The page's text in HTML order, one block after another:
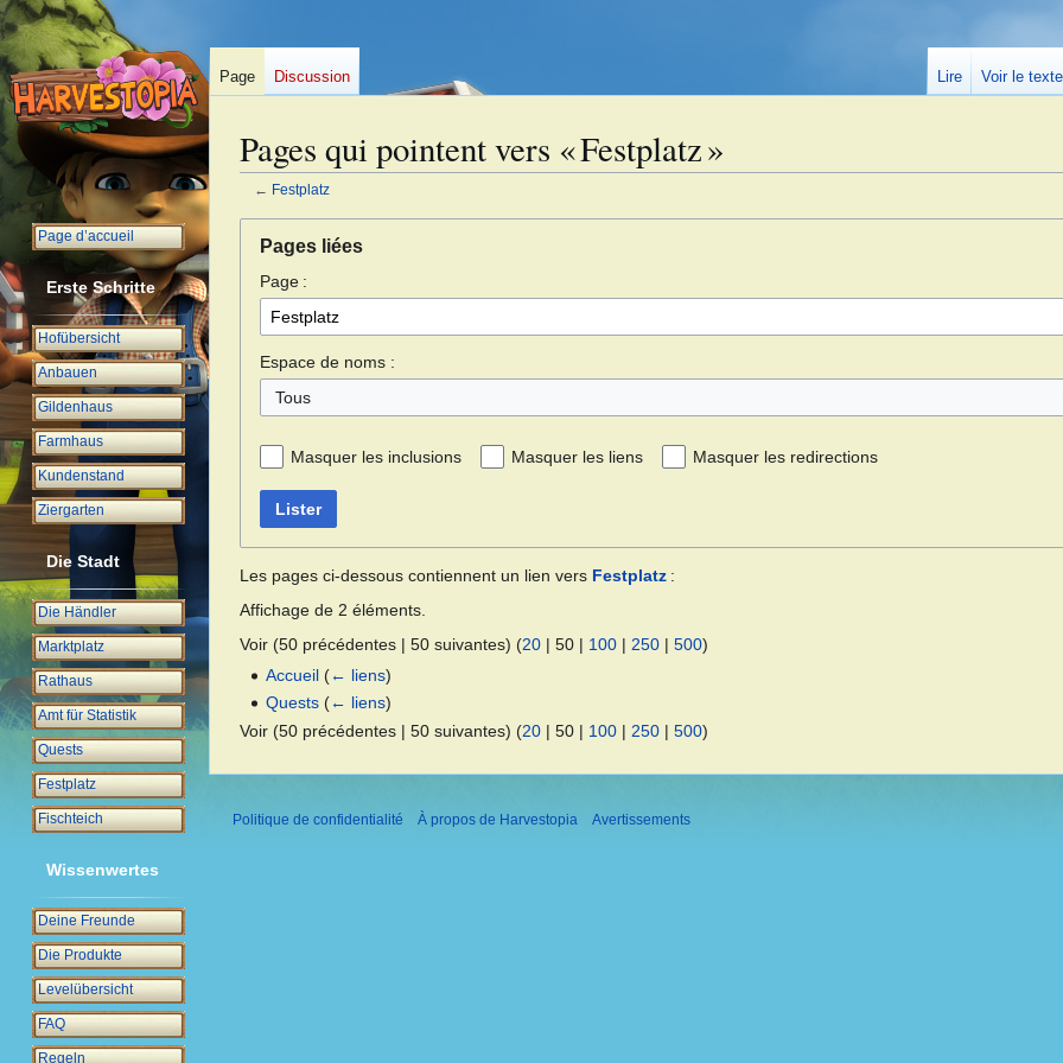
Pages qui pointent vers « Festplatz »
← Festplatz
navigation
recherche
Pages liées
Page :
Espace de noms :
Tous
Masquer les inclusions Masquer les liens Masquer les redirections
Lister
Les pages ci-dessous contiennent un lien vers Festplatz :
Affichage de 2 éléments.
Voir (50 précédentes | 50 suivantes) (20 | 50 | 100 | 250 | 500)
Accueil (← liens)
Quests (← liens)
Voir (50 précédentes | 50 suivantes) (20 | 50 | 100 | 250 | 500)
Page Discussion Lire Voir le
Page d’accueil
Erste Schritte
Hofübersicht
Anbauen
Gildenhaus
Farmhaus
Kundenstand
Ziergarten
Die Stadt
Die Händler
Marktplatz
Rathaus
Amt für Statistik
Quests
Festplatz
Fischteich
Wissenwertes
Deine Freunde
Die Produkte
Levelübersicht
FAQ
Regeln
Politique de confidentialité À propos de Harvestopia Avertissements